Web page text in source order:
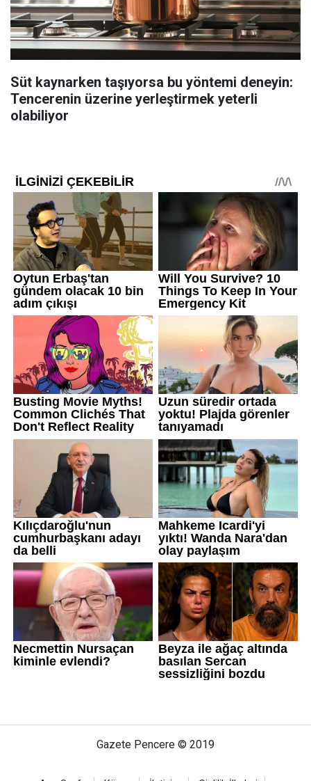
Süt kaynarken taşıyorsa bu yöntemi deneyin:
Tencerenin üzerine yerleştirmek yeterli
olabiliyor
Gazete Pencere © 2019